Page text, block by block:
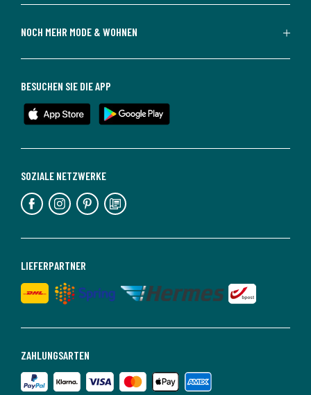
NOCH MEHR MODE & WOHNEN
ZAHLUNGSARTEN
LIEFERPARTNER
SOZIALE NETZWERKE
BESUCHEN SIE DIE APP